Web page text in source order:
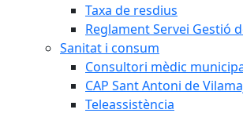
Taxa de resdius
Reglament Servei Gestió
Sanitat i consum
Consultori mèdic
CAP Sant Antoni de
Teleassistència